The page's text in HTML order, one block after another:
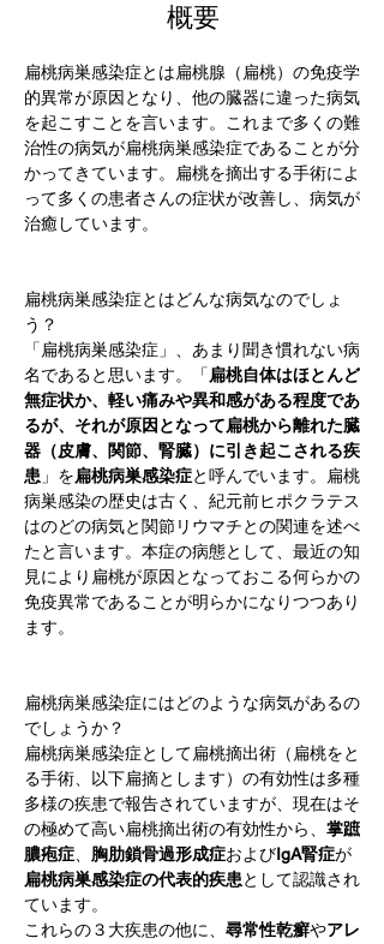
概要
扁桃病巣感染症とは扁桃腺（扁桃）の免疫学
的異常が原因となり、他の臓器に違った病気
を起こすことを言います。これまで多くの難
治性の病気が扁桃病巣感染症であることが分
かってきています。扁桃を摘出する手術によ
って多くの患者さんの症状が改善し、病気が
治癒しています。
扁桃病巣感染症とはどんな病気なのでしょ
う？
「扁桃病巣感染症」、あまり聞き慣れない病
名であると思います。「 扁桃自体はほとんど
無症状か、軽い痛みや異和感がある程度であ
るが、それが原因となって扁桃から離れた臓
器（皮膚、関節、腎臓）に引き起こされる疾
患 」を扁桃病巣感染症と呼んでいます。扁桃
病巣感染の歴史は古く、紀元前ヒポクラテス
はのどの病気と関節リウマチとの関連を述べ
たと言います。本症の病態として、最近の知
見により扁桃が原因となっておこる何らかの
免疫異常であることが明らかになりつつあり
ます。
扁桃病巣感染症にはどのような病気があるの
でしょうか？
扁桃病巣感染症として扁桃摘出術（扁桃をと
る手術、以下扁摘とします）の有効性は多種
多様の疾患で報告されていますが、現在はそ
の極めて高い扁桃摘出術の有効性から、 掌蹠
膿疱症
胸肋鎖骨過形成症およびIgA腎症が
扁桃病巣感染症の代表的疾患として認識され
ています。
これらの３大疾患の他に、 尋常性乾癬やアレ